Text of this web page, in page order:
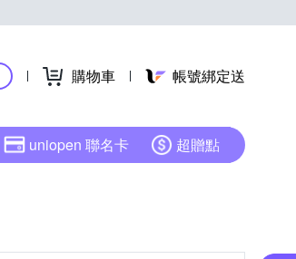
購物車 帳號綁定送
uniopen 聯名卡 超贈點